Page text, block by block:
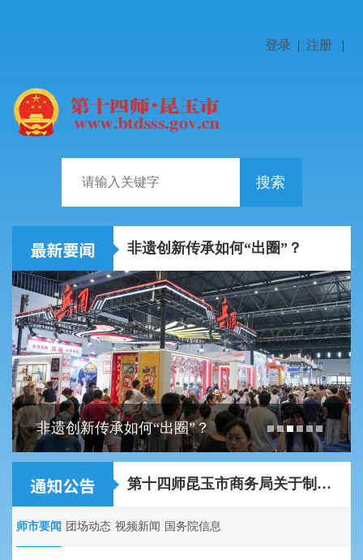
登录 | 注册 |
搜索
非遗创新传承如何“出圈”？
非遗创新传承如何“出圈”？
关于2026年第十四师昆玉市事业单位面向师市...
第十四师昆玉市商务局关于制作农特产品宣传...
师市要闻 团场动态 视频新闻 国务院信息